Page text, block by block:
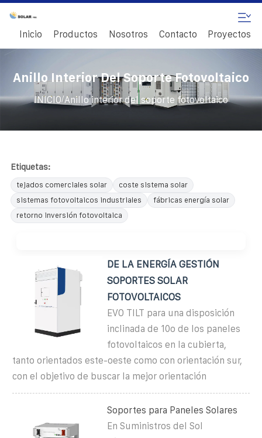
Inicio Productos Nosotros Contacto Proyectos
Anillo Interior Del Soporte Fotovoltaico
INICIO/Anillo interior del soporte fotovoltaico
Etiquetas:
tejados comerciales solar
coste sistema solar
sistemas fotovoltaicos industriales
fábricas energía solar
retorno inversión fotovoltaica
DE LA ENERGÍA GESTIÓN
SOPORTES SOLAR
FOTOVOLTAICOS
EVO TILT para una disposición
inclinada de 10o de los paneles
fotovoltaicos en la cubierta,
tanto orientados este-oeste como con orientación sur,
con el objetivo de buscar la mejor orientación
Soportes para Paneles Solares
En Suministros del Sol